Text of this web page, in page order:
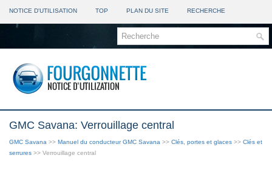
NOTICE D'UTILISATION TOP PLAN DU SITE RECHERCHE
GMC Savana: Verrouillage central
GMC Savana >> Manuel du conducteur GMC Savana >> Clés, portes et glaces >> Clés et
serrures >> Verrouillage central